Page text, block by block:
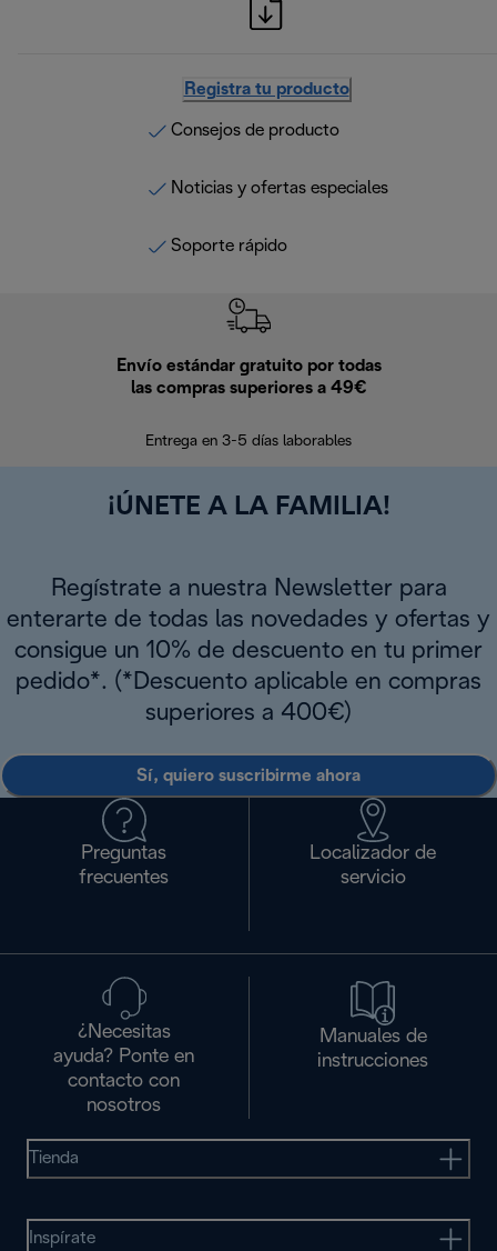
Registra tu producto
Consejos de producto
Noticias y ofertas especiales
Soporte rápido
Envío estándar gratuito por todas
las compras superiores a 49€
Entrega en 3-5 días laborables
¡ÚNETE A LA FAMILIA!
Regístrate a nuestra Newsletter para
enterarte de todas las novedades y ofertas y
consigue un 10% de descuento en tu primer
pedido*. (*Descuento aplicable en compras
superiores a 400€)
Sí, quiero suscribirme ahora
Preguntas
frecuentes
Localizador de
servicio
¿Necesitas
ayuda? Ponte en
contacto con
nosotros
Manuales de
instrucciones
Tienda
Inspírate